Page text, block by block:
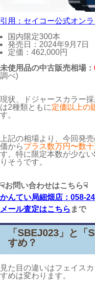
引用：セイコー公式オン
国内限定300本
発売日：2024年9月7日
定価：462,000円
未使用品の中古販売相場：
調べ)
現状、ドジャースカラー
は2種類ともに定価以上の
す。
上記の相場より、今回発
価からプラス数万円〜数
す。特に限定本数が少ない
りそうです。
☟お問い合わせはこちら☟
かんてい局細畑店：058-
メール査定はこちら まで
「SBEJ023」と「
すめ？
見た目の違いはフェイス
すめは変わります。